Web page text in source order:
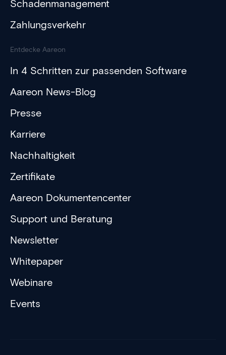
Schadenmanagement
Zahlungsverkehr
Entdecke Aareon
In 4 Schritten zur passenden Software
Aareon News-Blog
Presse
Karriere
Nachhaltigkeit
Zertifikate
Aareon Dokumentencenter
Support und Beratung
Newsletter
Whitepaper
Webinare
Events